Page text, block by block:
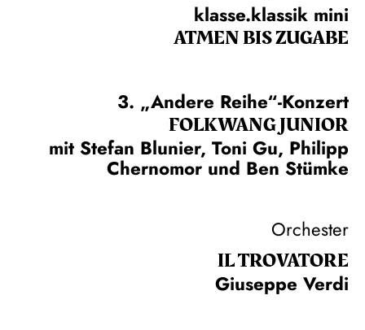
klasse.klassik mini
ATMEN BIS ZUGABE
3. „Andere Reihe“-Konzert
FOLKWANG JUNIOR
mit Stefan Blunier, Toni Gu, Philipp
Chernomor und Ben Stümke
Orchester
IL TROVA­TORE
Giuseppe Verdi